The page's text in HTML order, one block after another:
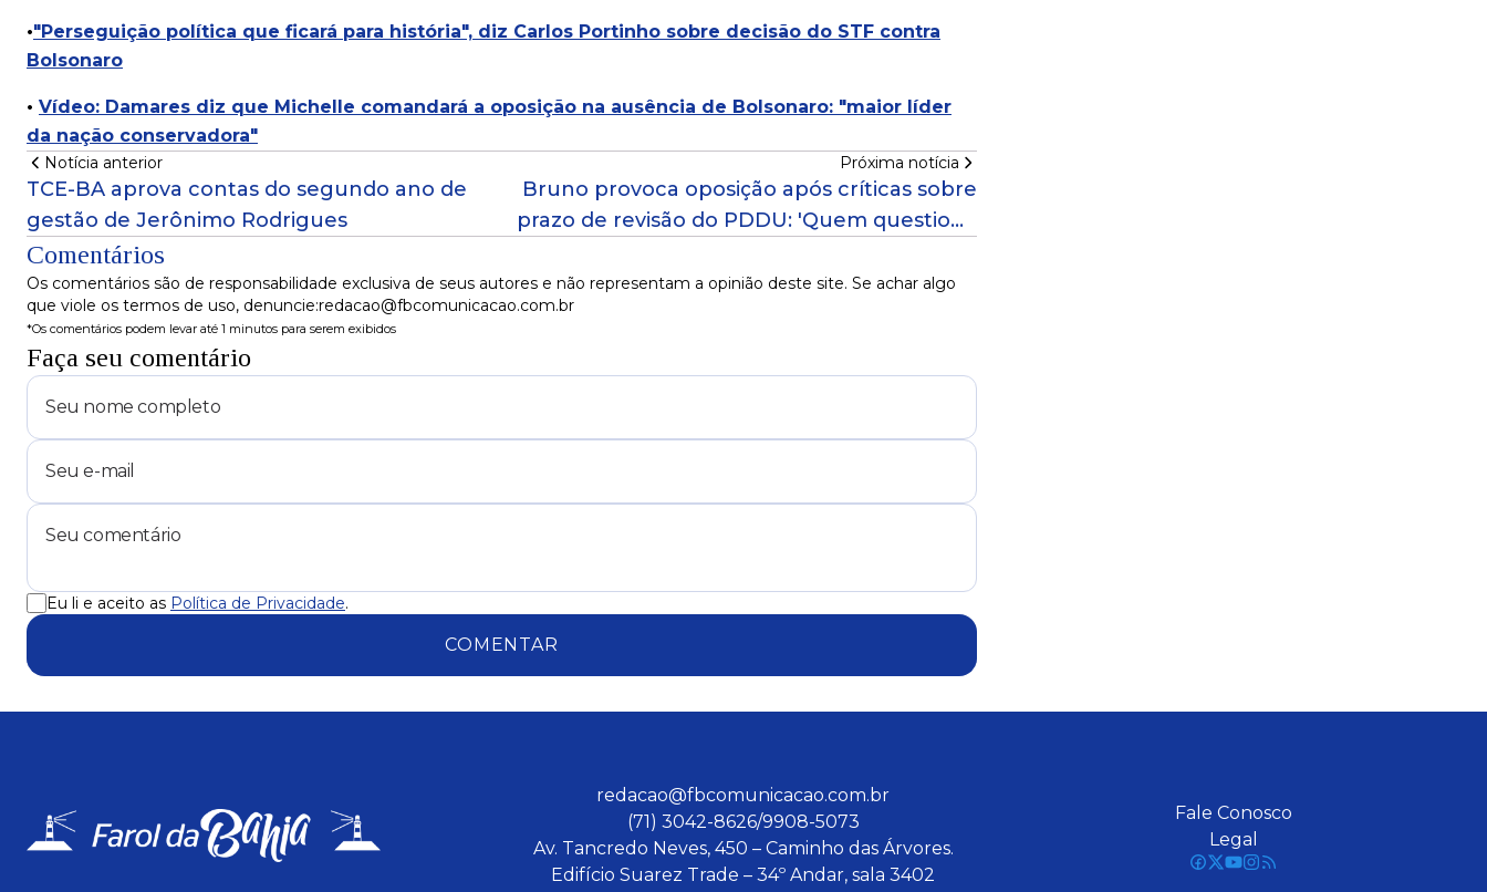
•"Perseguição política que ficará para história", diz Carlos Portinho sobre decisão do STF contra
Bolsonaro
• Vídeo: Damares diz que Michelle comandará a oposição na ausência de Bolsonaro: "maior líder
da nação conservadora"
Notícia anterior
TCE-BA aprova contas do segundo ano de
gestão de Jerônimo Rodrigues
Próxima notícia
Bruno provoca oposição após críticas sobre
prazo de revisão do PDDU: 'Quem questiona
Comentários
Os comentários são de responsabilidade exclusiva de seus autores e não representam a opinião deste site. Se achar algo
que viole os termos de uso, denuncie:redacao@fbcomunicacao.com.br
*Os comentários podem levar até 1 minutos para serem exibidos
Faça seu comentário
Eu li e aceito as Política de Privacidade.
COMENTAR
redacao@fbcomunicacao.com.br
(71) 3042-8626/9908-5073
Av. Tancredo Neves, 450 – Caminho das Árvores.
Edifício Suarez Trade – 34º Andar, sala 3402
Fale Conosco
Legal